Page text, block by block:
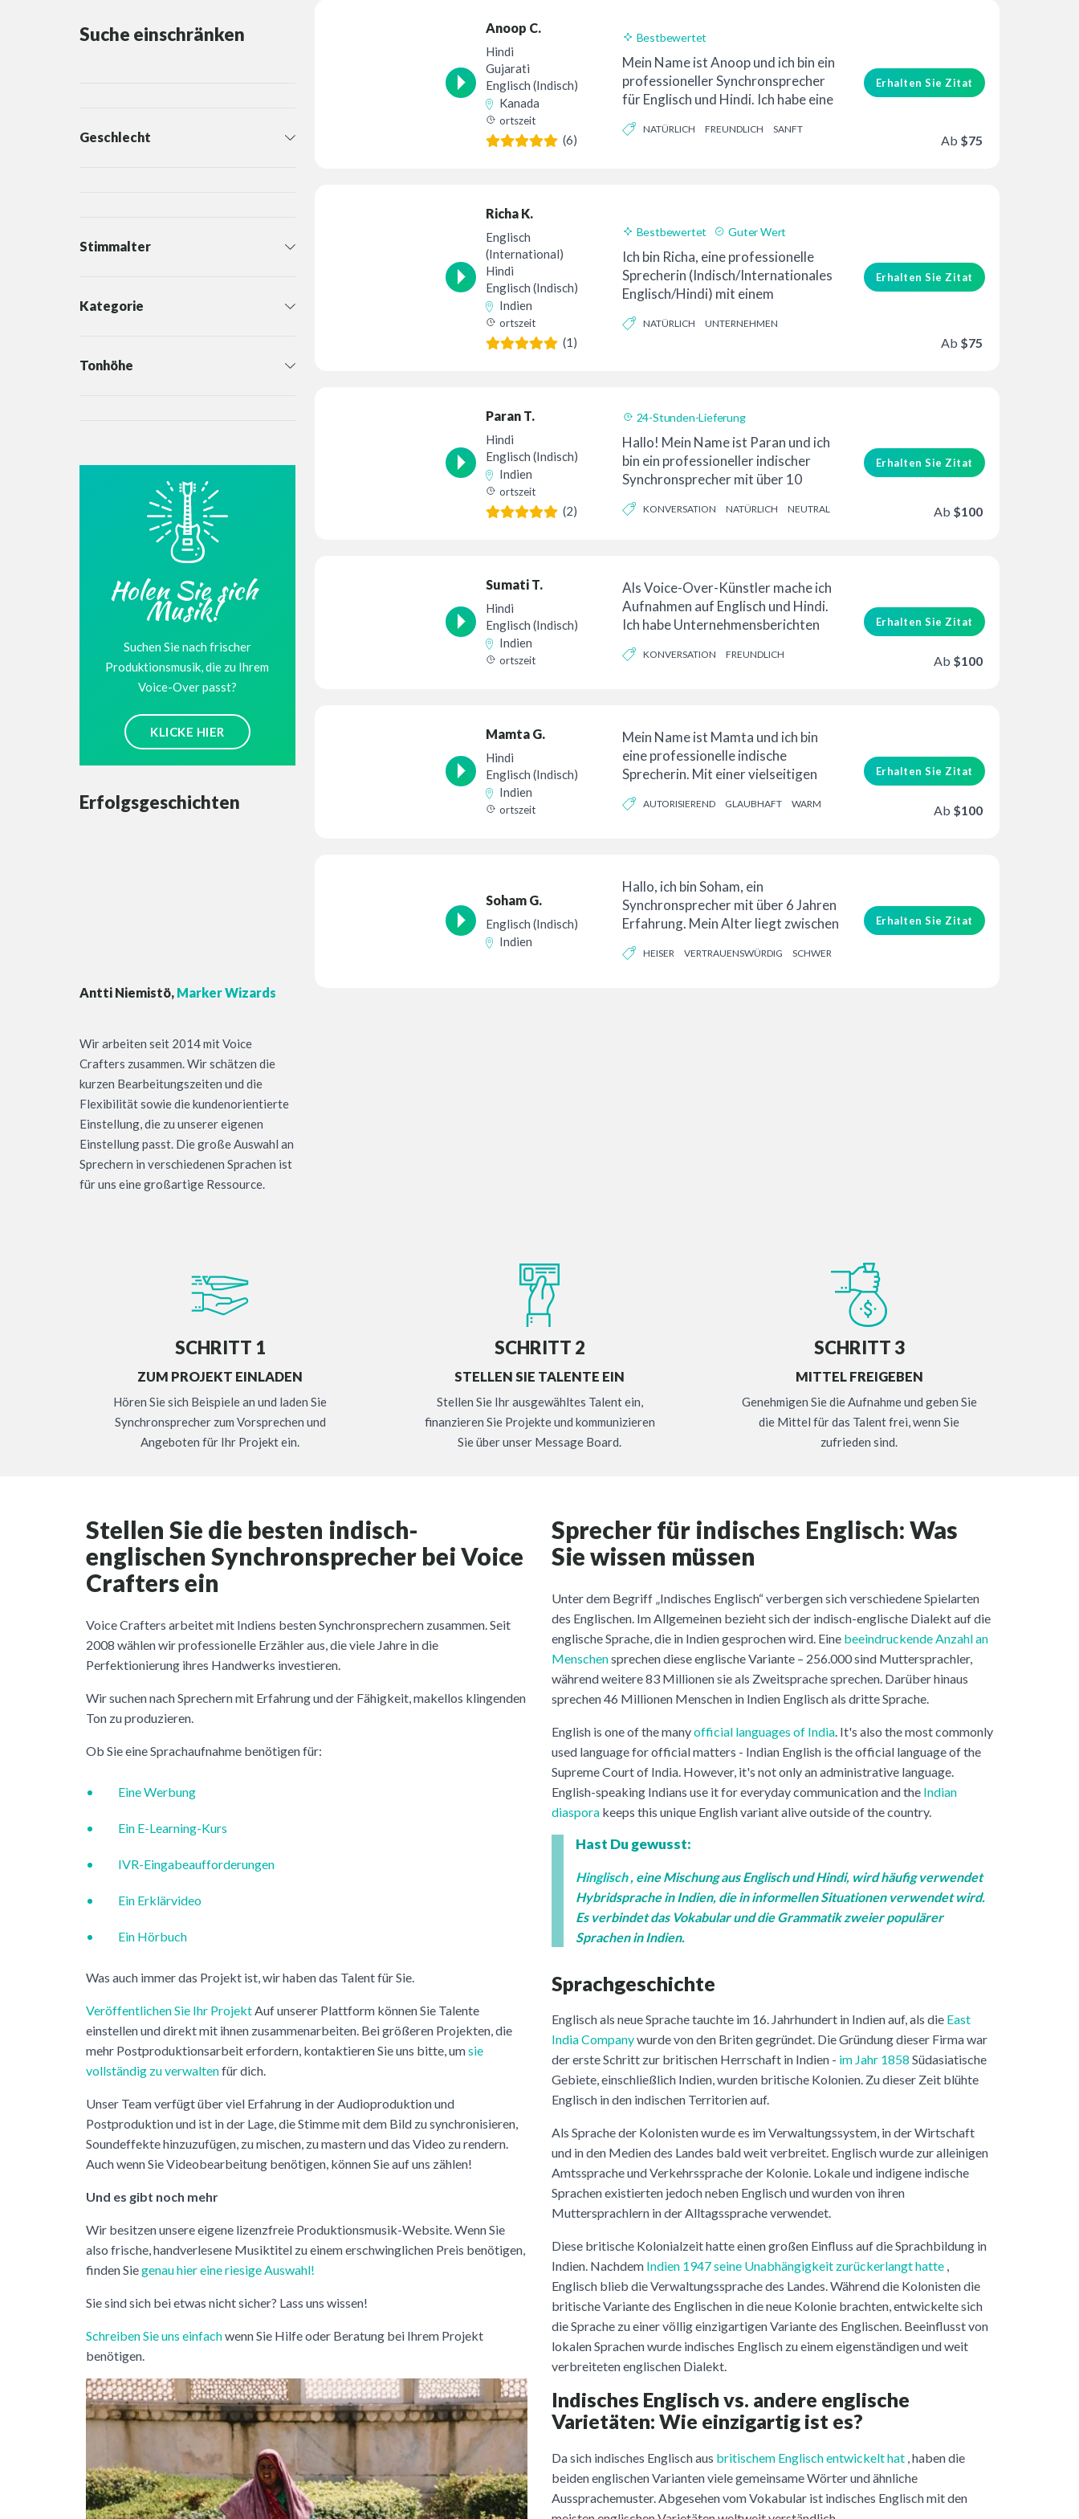
Suche einschränken
Geschlecht
Stimmalter
Kategorie
Tonhöhe
Holen Sie sich
Musik!
Suchen Sie nach frischer
Produktionsmusik, die zu Ihrem
Voice-Over passt?
KLICKE HIER
Erfolgsgeschichten
Antti Niemistö, Marker Wizards
Wir arbeiten seit 2014 mit Voice
Crafters zusammen. Wir schätzen die
kurzen Bearbeitungszeiten und die
Flexibilität sowie die kundenorientierte
Einstellung, die zu unserer eigenen
Einstellung passt. Die große Auswahl an
Sprechern in verschiedenen Sprachen ist
für uns eine großartige Ressource.
Anoop C.
Hindi
Gujarati
Englisch (Indisch)
Kanada
ortszeit
(6)
Bestbewertet
24-Stunden-Lieferung
Guter Wert
Mein Name ist Anoop und ich bin ein
professioneller Synchronsprecher
für Englisch und Hindi. Ich habe eine
NATÜRLICH FREUNDLICH SANFT
Erhalten Sie Zitat
Ab $75
Richa K.
Englisch
(International)
Hindi
Englisch (Indisch)
Indien
ortszeit
(1)
Bestbewertet Guter Wert
Ich bin Richa, eine professionelle
Sprecherin (Indisch/Internationales
Englisch/Hindi) mit einem
NATÜRLICH UNTERNEHMEN
Erhalten Sie Zitat
Ab $75
Paran T.
Hindi
Englisch (Indisch)
Indien
ortszeit
(2)
24-Stunden-Lieferung
Hallo! Mein Name ist Paran und ich
bin ein professioneller indischer
Synchronsprecher mit über 10
KONVERSATION NATÜRLICH NEUTRAL
Erhalten Sie Zitat
Ab $100
Sumati T.
Hindi
Englisch (Indisch)
Indien
ortszeit
Als Voice-Over-Künstler mache ich
Aufnahmen auf Englisch und Hindi.
Ich habe Unternehmensberichten
geliehen ...
KONVERSATION FREUNDLICH
Erhalten Sie Zitat
Ab $100
Mamta G.
Hindi
Englisch (Indisch)
Indien
ortszeit
Mein Name ist Mamta und ich bin
eine professionelle indische
Sprecherin. Mit einer vielseitigen
übertragungsfähigen Ton …
AUTORISIEREND GLAUBHAFT WARM
Erhalten Sie Zitat
Ab $100
Soham G.
Englisch (Indisch)
Indien
Hallo, ich bin Soham, ein
Synchronsprecher mit über 6 Jahren
Erfahrung. Mein Alter liegt zwischen
HEISER VERTRAUENSWÜRDIG SCHWER
Erhalten Sie Zitat
SCHRITT 1
ZUM PROJEKT EINLADEN
Hören Sie sich Beispiele an und laden Sie
Synchronsprecher zum Vorsprechen und
Angeboten für Ihr Projekt ein.
SCHRITT 2
STELLEN SIE TALENTE EIN
Stellen Sie Ihr ausgewähltes Talent ein,
finanzieren Sie Projekte und kommunizieren
Sie über unser Message Board.
SCHRITT 3
MITTEL FREIGEBEN
Genehmigen Sie die Aufnahme und geben Sie
die Mittel für das Talent frei, wenn Sie
zufrieden sind.
Stellen Sie die besten indisch-
englischen Synchronsprecher bei Voice
Crafters ein
Voice Crafters arbeitet mit Indiens besten Synchronsprechern zusammen. Seit
2008 wählen wir professionelle Erzähler aus, die viele Jahre in die
Perfektionierung ihres Handwerks investieren.
Wir suchen nach Sprechern mit Erfahrung und der Fähigkeit, makellos klingenden
Ton zu produzieren.
Ob Sie eine Sprachaufnahme benötigen für:
Eine Werbung
Ein E-Learning-Kurs
IVR-Eingabeaufforderungen
Ein Erklärvideo
Ein Hörbuch
Was auch immer das Projekt ist, wir haben das Talent für Sie.
Veröffentlichen Sie Ihr Projekt Auf unserer Plattform können Sie Talente
einstellen und direkt mit ihnen zusammenarbeiten. Bei größeren Projekten, die
mehr Postproduktionsarbeit erfordern, kontaktieren Sie uns bitte, umsie
vollständig zu verwaltenfür dich.
Unser Team verfügt über viel Erfahrung in der Audioproduktion und
Postproduktion und ist in der Lage, die Stimme mit dem Bild zu synchronisieren,
Soundeffekte hinzuzufügen, zu mischen, zu mastern und das Video zu rendern.
Auch wenn Sie Videobearbeitung benötigen, können Sie auf uns zählen!
Und es gibt noch mehr
Wir besitzen unsere eigene lizenzfreie Produktionsmusik-Website. Wenn Sie
also frische, handverlesene Musiktitel zu einem erschwinglichen Preis benötigen,
finden Siegenau hier eine riesige Auswahl!
Sie sind sich bei etwas nicht sicher? Lass uns wissen!
Schreiben Sie uns einfachwenn Sie Hilfe oder Beratung bei Ihrem Projekt
benötigen.
Sprecher für indisches Englisch: Was
Sie wissen müssen
Unter dem Begriff „Indisches Englisch“ verbergen sich verschiedene Spielarten
des Englischen. Im Allgemeinen bezieht sich der indisch-englische Dialekt auf die
englische Sprache, die in Indien gesprochen wird. Eine beeindruckende Anzahl an
Menschensprechen diese englische Variante – 256.000 sind Muttersprachler,
während weitere 83 Millionen sie als Zweitsprache sprechen. Darüber hinaus
sprechen 46 Millionen Menschen in Indien Englisch als dritte Sprache.
English is one of the manyofficial languages of India . It's also the most commonly
used language for official matters - Indian English is the official language of the
Supreme Court of India. However, it's not only an administrative language.
English-speaking Indians use it for everyday communication and the Indian
diaspora keeps this unique English variant alive outside of the country.
Hast Du gewusst:
Hinglisch , eine Mischung aus Englisch und Hindi, wird häufig verwendet
Hybridsprache in Indien, die in informellen Situationen verwendet wird.
Es verbindet das Vokabular und die Grammatik zweier populärer
Sprachen in Indien.
Sprachgeschichte
Englisch als neue Sprache tauchte im 16. Jahrhundert in Indien auf, als die East
India Companywurde von den Briten gegründet. Die Gründung dieser Firma war
der erste Schritt zur britischen Herrschaft in Indien - im Jahr 1858 Südasiatische
Gebiete, einschließlich Indien, wurden britische Kolonien. Zu dieser Zeit blühte
Englisch in den indischen Territorien auf.
Als Sprache der Kolonisten wurde es im Verwaltungssystem, in der Wirtschaft
und in den Medien des Landes bald weit verbreitet. Englisch wurde zur alleinigen
Amtssprache und Verkehrssprache der Kolonie. Lokale und indigene indische
Sprachen existierten jedoch neben Englisch und wurden von ihren
Muttersprachlern in der Alltagssprache verwendet.
Diese britische Kolonialzeit hatte einen großen Einfluss auf die Sprachbildung in
Indien. Nachdem Indien 1947 seine Unabhängigkeit zurückerlangt hatte ,
Englisch blieb die Verwaltungssprache des Landes. Während die Kolonisten die
britische Variante des Englischen in die neue Kolonie brachten, entwickelte sich
die Sprache zu einer völlig einzigartigen Variante des Englischen. Beeinflusst von
lokalen Sprachen wurde indisches Englisch zu einem eigenständigen und weit
verbreiteten englischen Dialekt.
Indisches Englisch vs. andere englische
Varietäten: Wie einzigartig ist es?
Da sich indisches Englisch aus britischem Englisch entwickelt hat , haben die
beiden englischen Varianten viele gemeinsame Wörter und ähnliche
Aussprachemuster. Abgesehen vom Vokabular ist indisches Englisch mit den